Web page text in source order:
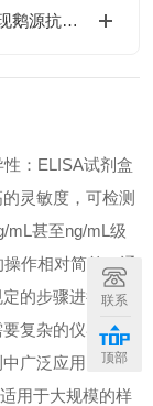
鹅ELISA试剂盒核心技术深度解析：如何实现鹅源抗体与抗原的高特异性检测及精准定量分析？
：ELISA试剂盒
灵敏度，可检测
mL甚至ng/mL级
作相对简单，通
的步骤进行孵育
复杂的仪器设备
广泛应用。 高通
用于大规模的样
联系
顶部